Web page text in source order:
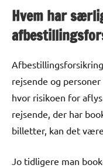
Hvem har
rejsende og
hvor risikoen for
rejsende, der har
billetter, kan det
Jo tidligere man